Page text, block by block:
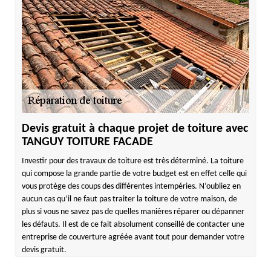
Devis gratuit à chaque projet de toiture avec
TANGUY TOITURE FACADE
Investir pour des travaux de toiture est très déterminé. La toiture
qui compose la grande partie de votre budget est en effet celle qui
vous protège des coups des différentes intempéries. N’oubliez en
aucun cas qu’il ne faut pas traiter la toiture de votre maison, de
plus si vous ne savez pas de quelles manières réparer ou dépanner
les défauts. Il est de ce fait absolument conseillé de contacter une
entreprise de couverture agréée avant tout pour demander votre
devis gratuit.